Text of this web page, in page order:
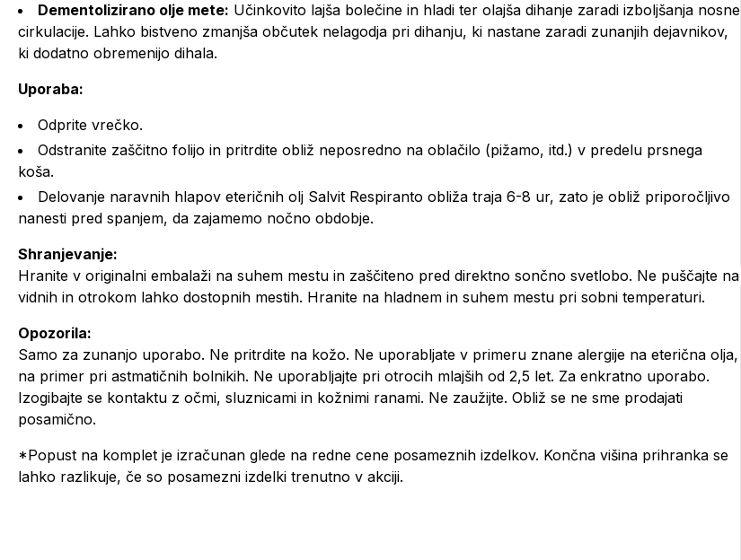
Dementolizirano olje mete: Učinkovito lajša bolečine in hladi ter olajša dihanje zaradi izboljšanja nosne
cirkulacije. Lahko bistveno zmanjša občutek nelagodja pri dihanju, ki nastane zaradi zunanjih dejavnikov,
ki dodatno obremenijo dihala.
Uporaba:
Odprite vrečko.
Odstranite zaščitno folijo in pritrdite obliž neposredno na oblačilo (pižamo, itd.) v predelu prsnega
koša.
Delovanje naravnih hlapov eteričnih olj Salvit Respiranto obliža traja 6-8 ur, zato je obliž priporočljivo
nanesti pred spanjem, da zajamemo nočno obdobje.
Shranjevanje:
Hranite v originalni embalaži na suhem mestu in zaščiteno pred direktno sončno svetlobo. Ne puščajte na
vidnih in otrokom lahko dostopnih mestih. Hranite na hladnem in suhem mestu pri sobni temperaturi.
Opozorila:
Samo za zunanjo uporabo. Ne pritrdite na kožo. Ne uporabljate v primeru znane alergije na eterična olja,
na primer pri astmatičnih bolnikih. Ne uporabljajte pri otrocih mlajših od 2,5 let. Za enkratno uporabo.
Izogibajte se kontaktu z očmi, sluznicami in kožnimi ranami. Ne zaužijte. Obliž se ne sme prodajati
posamično.
*Popust na komplet je izračunan glede na redne cene posameznih izdelkov. Končna višina prihranka se
lahko razlikuje, če so posamezni izdelki trenutno v akciji.